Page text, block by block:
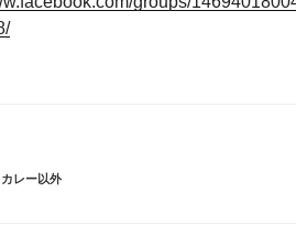
カレー以外